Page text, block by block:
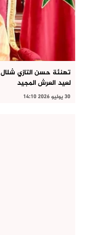
لعيد العرش المجيد
30 يوليو 2026 14:10